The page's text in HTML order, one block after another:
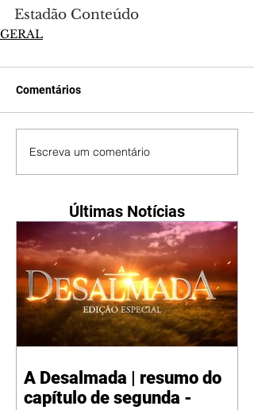
Estadão Conteúdo
GERAL
Comentários
Escreva um comentário
Últimas Notícias
A Desalmada | resumo do
capítulo de segunda -